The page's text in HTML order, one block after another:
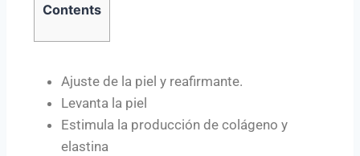
Contents
Ajuste de la piel y reafirmante.
Levanta la piel
Estimula la producción de colágeno y
elastina